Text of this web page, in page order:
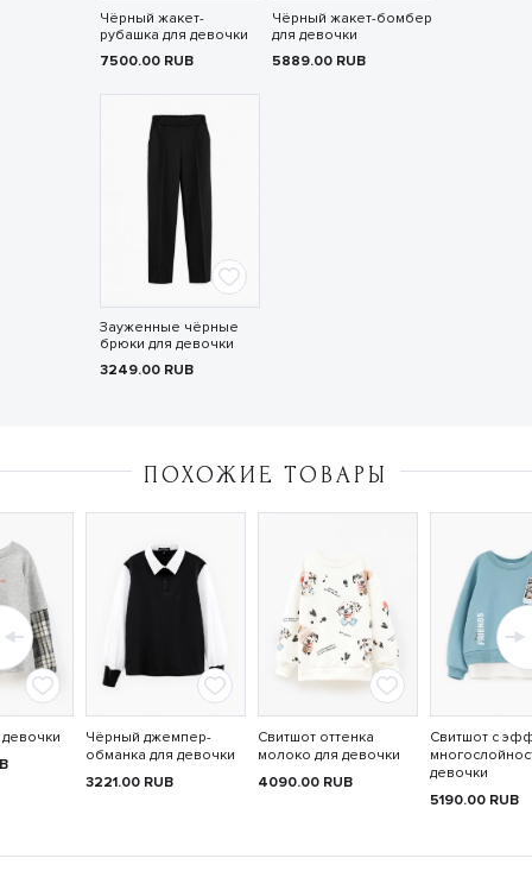
Чёрный жакет-
рубашка для девочки
7500.00 RUB
Чёрный жакет-бомбер
для девочки
5889.00 RUB
Зауженные чёрные
брюки для девочки
3249.00 RUB
ПОХОЖИЕ ТОВАРЫ
Чёрный джемпер-
обманка для девочки
3221.00 RUB
Свитшот оттенка
молоко для девочки
4090.00 RUB
Свитшот с
девочки
5190.00 RUB